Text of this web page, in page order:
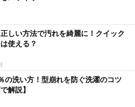
しい方法で汚れを綺麗に！クイック
使える？
の洗い方！型崩れを防ぐ洗濯のコツ
解説】